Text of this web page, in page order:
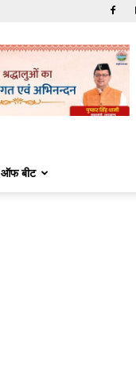
ऑफ बीट